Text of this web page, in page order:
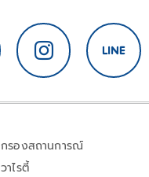
กรองสถานการณ์
วาไรตี้